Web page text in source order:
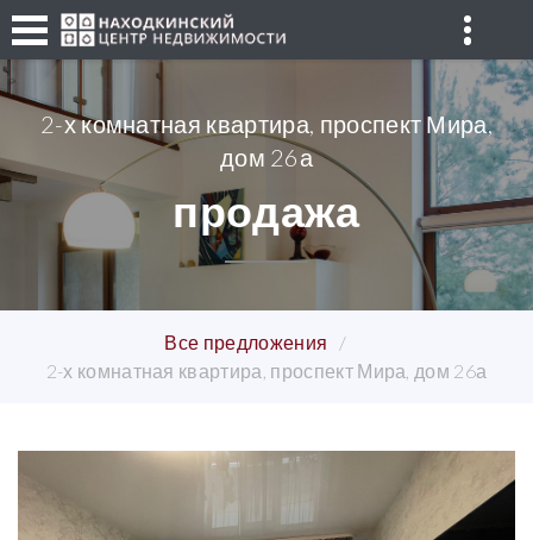
2-х комнатная квартира, проспект Мира,
дом 26а
продажа
Все предложения
2-х комнатная квартира, проспект Мира, дом 26а